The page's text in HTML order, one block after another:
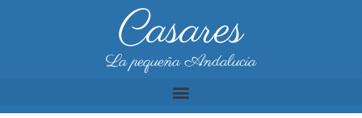
Casares
La pequeña Andalucía